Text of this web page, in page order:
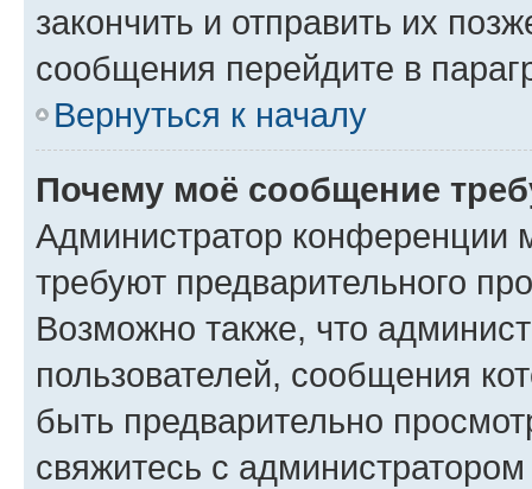
закончить и отправить их
сообщения перейдите в
Вернуться к началу
Почему моё сообщение
Администратор конференции
требуют предварительного
Возможно также, что
пользователей, сообщения
быть предварительно
свяжитесь с